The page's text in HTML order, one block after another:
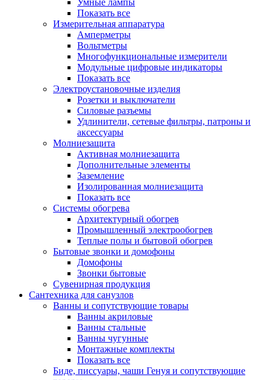
Умные лампы
Показать все
Измерительная аппаратура
Амперметры
Вольтметры
Многофункциональные измерители
Модульные цифровые индикаторы
Показать все
Электроустановочные изделия
Розетки и выключатели
Силовые разъемы
Удлинители, сетевые фильтры, патроны и
аксессуары
Молниезащита
Активная молниезащита
Дополнительные элементы
Заземление
Изолированная молниезащита
Показать все
Системы обогрева
Архитектурный обогрев
Промышленный электрообогрев
Теплые полы и бытовой обогрев
Бытовые звонки и домофоны
Домофоны
Звонки бытовые
Сувенирная продукция
Сантехника для санузлов
Ванны и сопутствующие товары
Ванны акриловые
Ванны стальные
Ванны чугунные
Монтажные комплекты
Показать все
Биде, писсуары, чаши Генуя и сопутствующие